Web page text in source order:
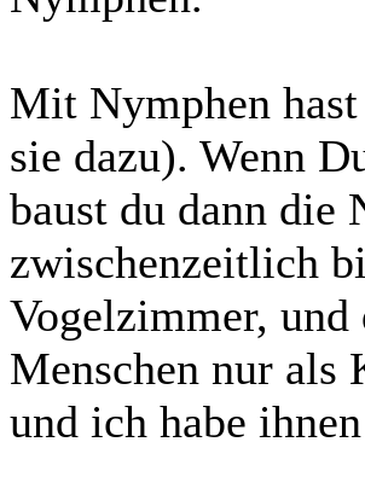
Mit Nymphen
sie dazu). Wenn
baust du dann die
zwischenzeitlich
Vogelzimmer, und
Menschen nur als
und ich habe